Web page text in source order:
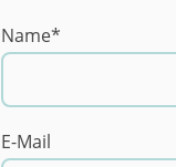
Name*
E-Mail